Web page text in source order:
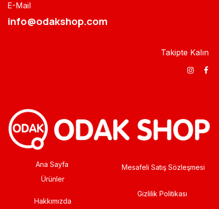
E-Mail
info@odakshop.com​
Takipte Kalın
Ana Sayfa
Ürünler
Hakkımızda
Mesafeli Satış Sözleşmesi
Gizlilik Politikası